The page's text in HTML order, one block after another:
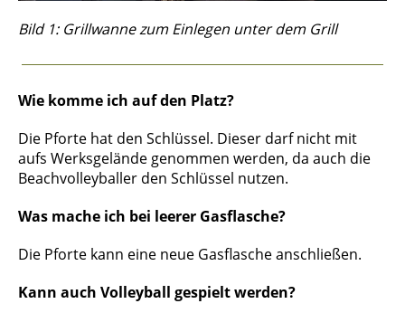
Bild 1: Grillwanne zum Einlegen unter dem Grill
Wie komme ich auf den Platz?
Die Pforte hat den Schlüssel. Dieser darf nicht mit
aufs Werksgelände genommen werden, da auch die
Beachvolleyballer den Schlüssel nutzen.
Was mache ich bei leerer Gasflasche?
Die Pforte kann eine neue Gasflasche anschließen.
Kann auch Volleyball gespielt werden?